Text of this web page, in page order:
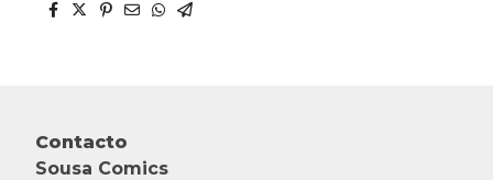
Contacto
Sousa Comics